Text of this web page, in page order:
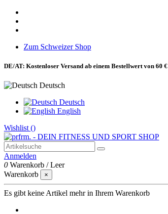
Zum Schweizer Shop
DE/AT: Kostenloser Versand ab einem Bestellwert von 60 €
Deutsch
Deutsch
English
Wishlist ()
Anmelden
0 Warenkorb /Leer
Warenkorb
×
Es gibt keine Artikel mehr in Ihrem Warenkorb